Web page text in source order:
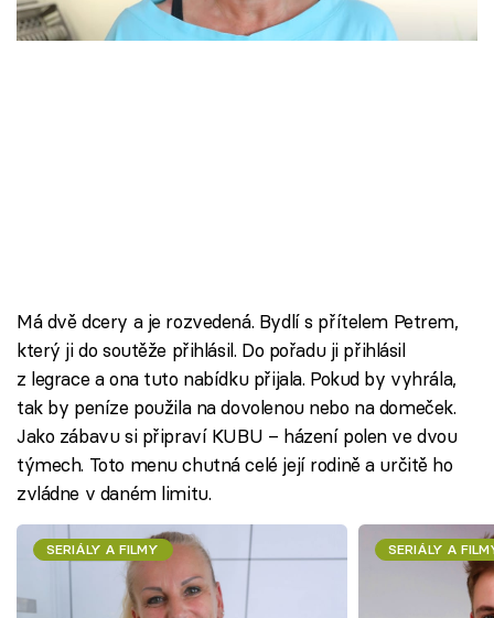
Škola vaření
Sledujte nás
Má dvě dcery a je rozvedená. Bydlí s přítelem Petrem,
který ji do soutěže přihlásil. Do pořadu ji přihlásil
z legrace a ona tuto nabídku přijala. Pokud by vyhrála,
tak by peníze použila na dovolenou nebo na domeček.
Jako zábavu si připraví KUBU – házení polen ve dvou
týmech. Toto menu chutná celé její rodině a určitě ho
zvládne v daném limitu.
SERIÁLY A FILMY SERIÁLY A